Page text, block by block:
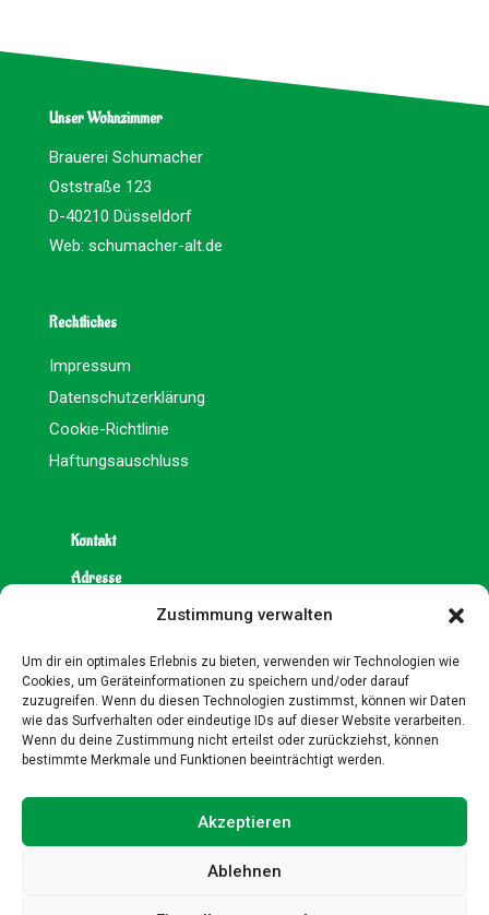
Zustimmung verwalten
Um dir ein optimales Erlebnis zu bieten, verwenden wir Technologien wie
Cookies, um Geräteinformationen zu speichern und/oder darauf
zuzugreifen. Wenn du diesen Technologien zustimmst, können wir Daten
wie das Surfverhalten oder eindeutige IDs auf dieser Website verarbeiten.
Wenn du deine Zustimmung nicht erteilst oder zurückziehst, können
bestimmte Merkmale und Funktionen beeinträchtigt werden.
Akzeptieren
Ablehnen
Unser Wohnzimmer
Brauerei Schumacher
Oststraße 123
D-40210 Düsseldorf
Web: schumacher-alt.de
Rechtliches
Impressum
Datenschutzerklärung
Cookie-Richtlinie
Haftungsauschluss
Kontakt
Adresse
Hoppediz-Wache e.V.
D-40472 Düsseldorf
E-Mail